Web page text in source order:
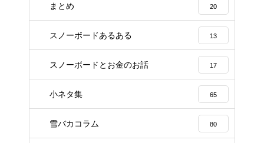
まとめ 20
スノーボードあるある 13
スノーボードとお金のお話 17
小ネタ集 65
雪バカコラム 80